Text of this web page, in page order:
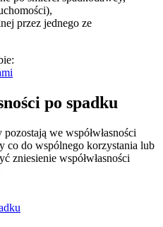
przez jednego ze
po spadku
we współwłasności
co do wspólnego korzystania lub
zniesienie współwłasności